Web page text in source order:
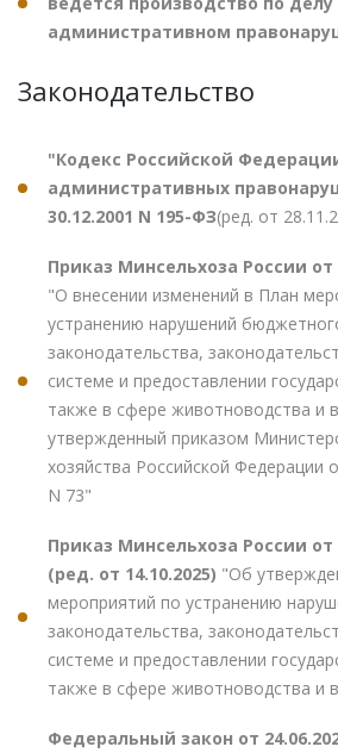
административном
Законодательство
"Кодекс Российской
административных
30.12.2001 N 195-ФЗ(ред. от
Приказ Минсельхоза России от
"О внесении изменений в План
устранению нарушений
законодательства,
системе и предоставлении
также в сфере животноводства и
утвержденный приказом
хозяйства Российской Федерации
N 73"
Приказ Минсельхоза России от
(ред. от 14.10.2025) "Об
мероприятий по устранению
законодательства,
системе и предоставлении
также в сфере животноводства и
Федеральный закон от